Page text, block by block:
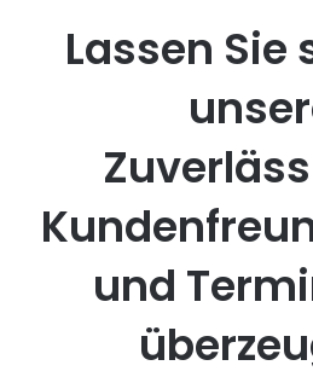
Lassen Sie
und